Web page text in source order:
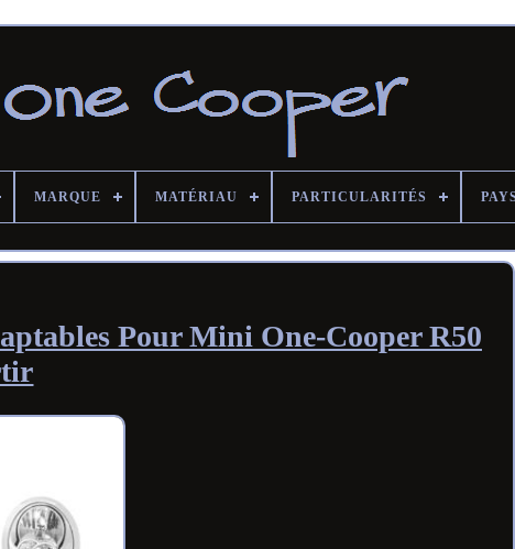
MARQUE MATÉRIAU PARTICULARITÉS
Pour Mini One-Cooper R50